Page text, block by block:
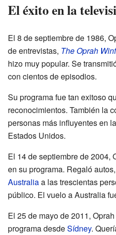
El éxito en la
El 8 de septiembre de 1986,
de entrevistas, The Oprah
hizo muy popular. Se
con cientos de episodios.
Su programa fue tan exitoso
reconocimientos. También la
personas más influyentes en
Estados Unidos.
El 14 de septiembre de 2004,
en su programa. Regaló
Australiaa las trescientas
público. El vuelo a Australia
El 25 de mayo de 2011,
programa desdeSídney.